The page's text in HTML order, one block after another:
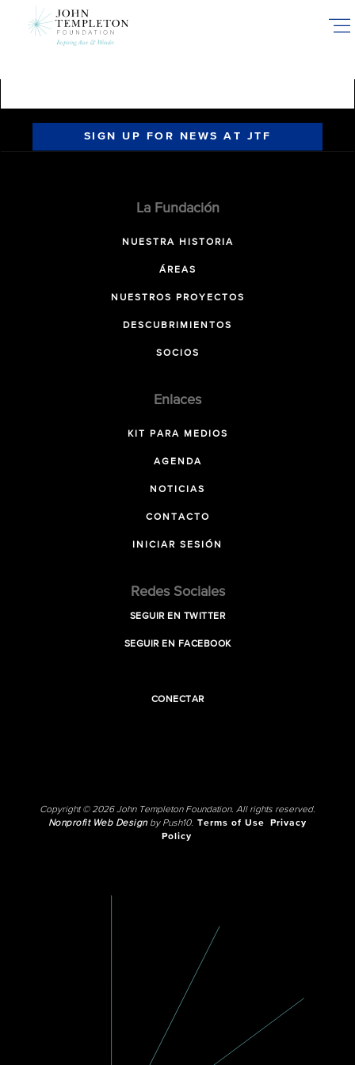
SIGN UP FOR NEWS AT JTF
La Fundación
NUESTRA HISTORIA
ÁREAS
NUESTROS PROYECTOS
DESCUBRIMIENTOS
SOCIOS
Enlaces
KIT PARA MEDIOS
AGENDA
NOTICIAS
CONTACTO
INICIAR SESIÓN
Redes Sociales
SEGUIR EN TWITTER
SEGUIR EN FACEBOOK
CONECTAR
Copyright © 2026 John Templeton Foundation. All rights reserved.
Nonprofit Web Designby Push10. Terms of Use
Privacy
Policy